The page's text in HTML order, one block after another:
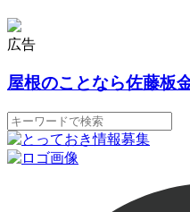
広告
屋根のことなら佐藤板